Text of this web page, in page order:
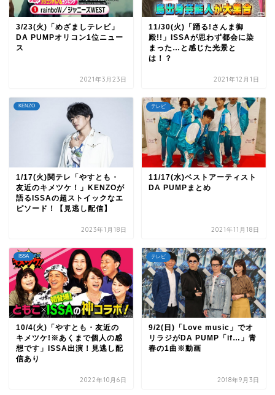
3/23(火)「めざましテレビ」
DA PUMPオリコン1位ニュー
ス
2021年3月23日
11/30(火)「踊る!さんま御
殿!!」ISSAが思わず都会に染
まった…と感じた光景と
は！？
2021年12月1日
KENZO
1/17(火)関テレ「やすとも・
友近のキメツケ！」KENZOが
語るISSAの超ストイックなエ
ピソード！【見逃し配信】
2023年1月18日
テレビ
11/17(水)ベストアーティスト
DA PUMPまとめ
2021年11月18日
ISSA
10/4(火)「やすとも・友近の
キメツケ!※あくまで個人の感
想です」ISSA出演！見逃し配
信あり
2022年10月6日
テレビ
9/2(日)「Love music」でオ
リラジがDA PUMP「if…」青
春の1曲※動画
2018年9月3日